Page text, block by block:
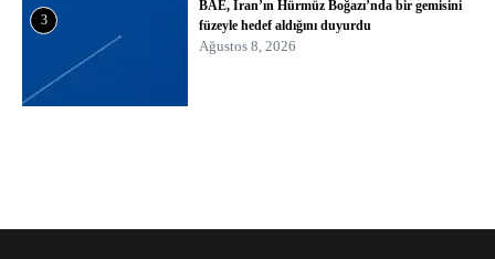
3
BAE, İran’ın Hürmüz Boğazı’nda bir gemisini
füzeyle hedef aldığını duyurdu
Ağustos 8, 2026